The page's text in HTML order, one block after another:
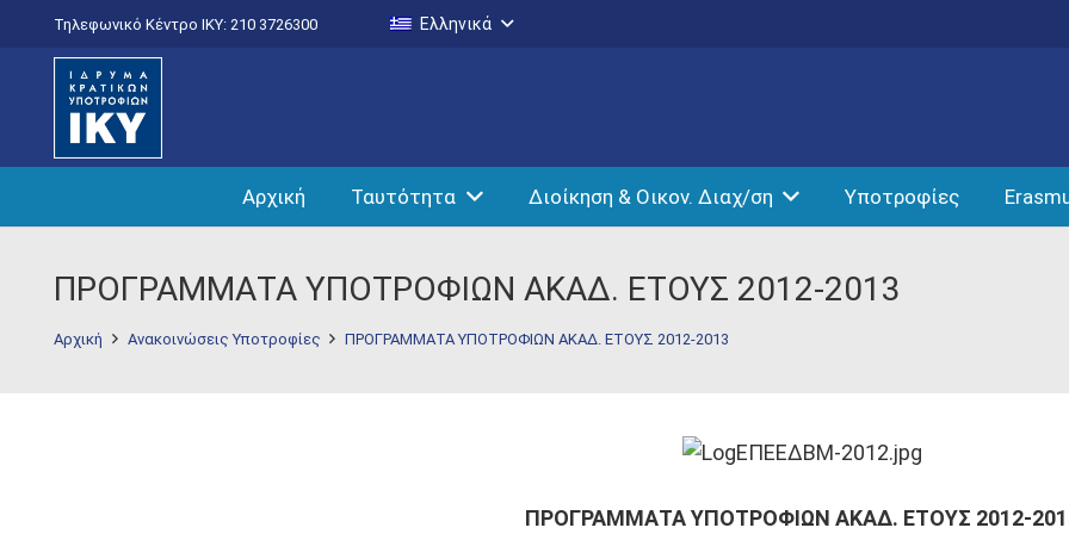
Τηλεφωνικό Κέντρο IKY: 210 3726300 Ελληνικά
Αρχική Ταυτότητα Διοίκηση & Οικον. Διαχ/ση Υποτροφίες
ΠΡΟΓΡΑΜΜΑΤΑ ΥΠΟΤΡΟΦΙΩΝ ΑΚΑΔ. ΕΤΟΥΣ 2012-2013
Αρχική Ανακοινώσεις Υποτροφίες ΠΡΟΓΡΑΜΜΑΤΑ ΥΠΟΤΡΟΦΙΩΝ ΑΚΑΔ. ΕΤΟΥΣ 2012-2013
ΠΡΟΓΡΑΜΜΑΤΑ ΥΠΟΤΡΟΦΙΩΝ ΑΚΑΔ. ΕΤΟΥΣ 2012-